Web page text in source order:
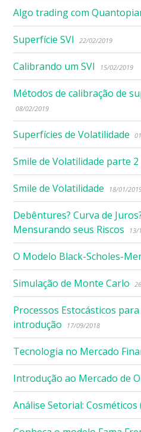
Algo trading com
Superfície SVI 22/02/2019
Calibrando um SVI 15/02/2019
Métodos de calibração de
08/02/2019
Superfícies de Volatilidade
Smile de Volatilidade parte 2
Smile de Volatilidade 18/01/
Debêntures? Curva de
Mensurando seus Riscos
13/
O Modelo Black-Scholes-
Simulação de Monte Carlo
Processos Estocásticos
introdução
17/09/2018
Tecnologia no Mercado
Introdução ao Mercado de
Análise Setorial: Cosméticos